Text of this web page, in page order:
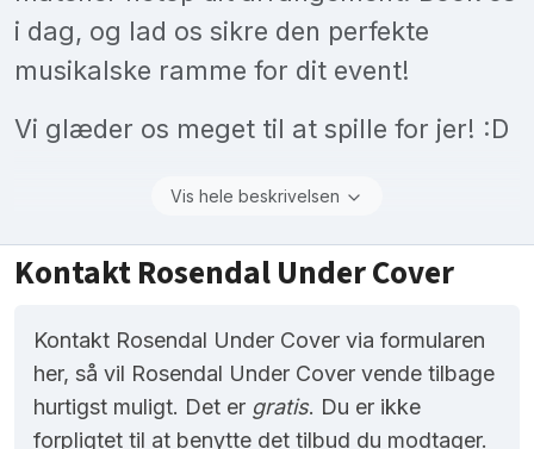
i dag, og lad os sikre den perfekte
musikalske ramme for dit event!
Vi glæder os meget til at spille for jer! :D
Vis hele beskrivelsen
Kontakt Rosendal Under Cover
Kontakt Rosendal Under Cover via formularen
her, så vil Rosendal Under Cover vende tilbage
hurtigst muligt. Det er gratis. Du er ikke
forpligtet til at benytte det tilbud du modtager.